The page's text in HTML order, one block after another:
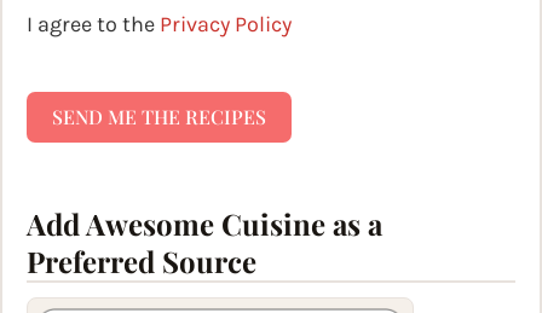
I agree to the Privacy Policy
SEND ME THE RECIPES
Add Awesome Cuisine as a
Preferred Source